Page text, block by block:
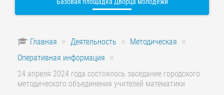
Главная Деятельность
Методическая
Оперативная информация
24 апреля 2024 года состоялось заседание городского
методического объединения учителей математики